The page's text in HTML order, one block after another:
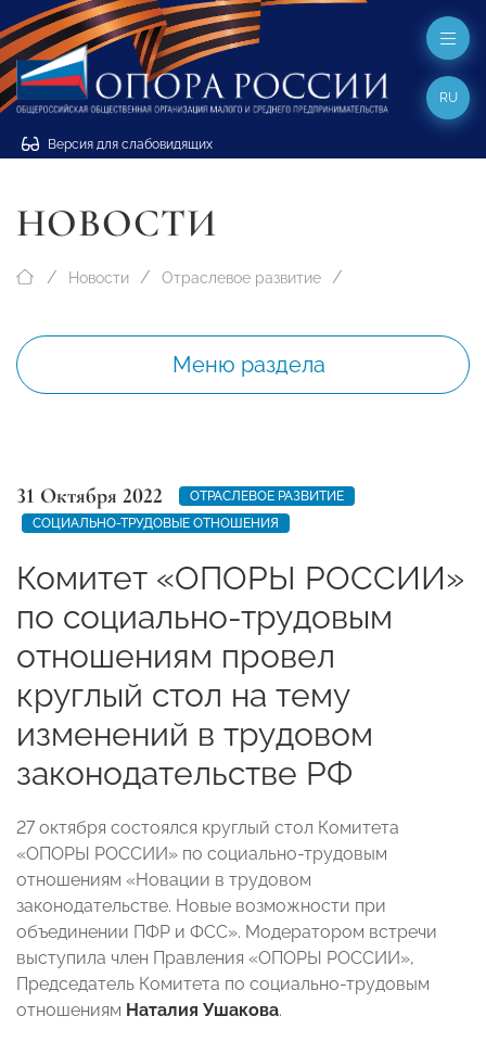
Версия для слабовидящих
RU
НОВОСТИ
Новости Отраслевое развитие
Меню раздела
31 Октября 2022
ОТРАСЛЕВОЕ РАЗВИТИЕ
СОЦИАЛЬНО-ТРУДОВЫЕ ОТНОШЕНИЯ
Комитет «ОПОРЫ РОССИИ»
по социально-трудовым
отношениям провел
круглый стол на тему
изменений в трудовом
законодательстве РФ
27 октября состоялся круглый стол Комитета
«ОПОРЫ РОССИИ» по социально-трудовым
отношениям «Новации в трудовом
законодательстве. Новые возможности при
объединении ПФР и ФСС». Модератором встречи
выступила член Правления «ОПОРЫ РОССИИ»,
Председатель Комитета по социально-трудовым
отношениям Наталия Ушакова.